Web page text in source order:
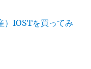
）IOSTを買ってみ